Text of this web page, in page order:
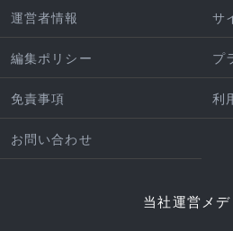
運営者情報 サ
編集ポリシー プ
免責事項 利
お問い合わせ
当社運営メデ